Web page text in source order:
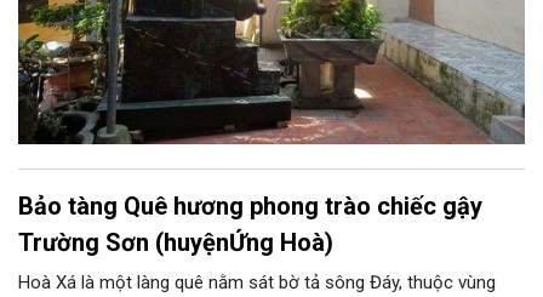
Bảo tàng Quê hương phong trào chiếc gậy
Trường Sơn (huyệnỨng Hoà)
Hoà Xá là một làng quê nằm sát bờ tả sông Đáy, thuộc vùng